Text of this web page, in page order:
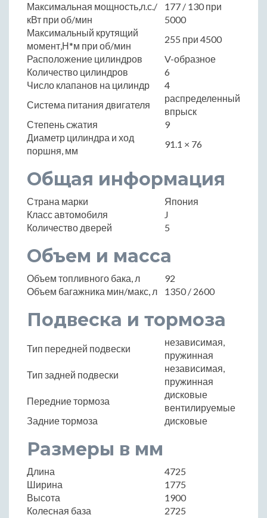
Максимальная мощность,л.с./
кВт при об/мин
177 / 130 при
5000
Максимальный крутящий
момент,Н*м при об/мин
255 при 4500
Расположение цилиндров
V-образное
Количество цилиндров
6
Число клапанов на цилиндр
4
Система питания двигателя
распределенный
впрыск
Степень сжатия
9
Диаметр цилиндра и ход
поршня, мм
91.1 × 76
Общая информация
Страна марки
Япония
Класс автомобиля
J
Количество дверей
5
Объем и масса
Объем топливного бака, л
92
Объем багажника мин/макс, л
1350 / 2600
Подвеска и тормоза
Тип передней подвески
независимая,
пружинная
Тип задней подвески
независимая,
пружинная
Передние тормоза
дисковые
вентилируемые
Задние тормоза
дисковые
Размеры в мм
Длина
4725
Ширина
1775
Высота
1900
Колесная база
2725